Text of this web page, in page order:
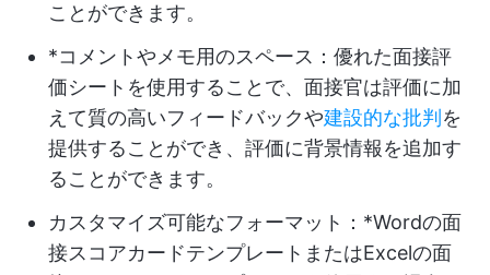
ことができます。
*コメントやメモ用のスペース：優れた面接評
価シートを使用することで、面接官は評価に加
えて質の高いフィードバックや建設的な批判 を
提供することができ、評価に背景情報を追加す
ることができます。
カスタマイズ可能なフォーマット：*Wordの面
接スコアカードテンプレートまたはExcelの面